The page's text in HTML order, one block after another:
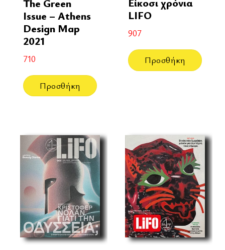
The Green
Issue – Athens
Design Map
2021
710
Προσθήκη
LIFO
907
Προσθήκη